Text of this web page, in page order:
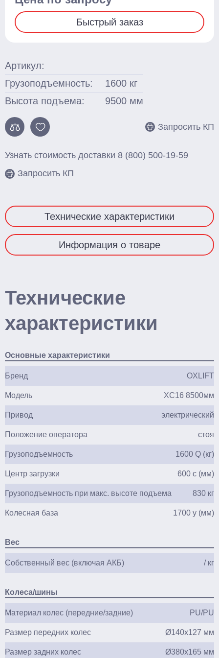
Артикул:
Грузоподъемность:
1600 кг
Высота подъема:
9500 мм
Запросить КП
Быстрый заказ
Узнать стоимость доставки 8 (800) 500-19-59
Запросить КП
Технические характеристики
Информация о товаре
Технические
характеристики
Основные характеристики
Бренд OXLIFT
Модель XC16 8500мм
Привод электрический
Положение оператора стоя
Грузоподъемность 1600 Q (кг)
Центр загрузки 600 c (мм)
Грузоподъемность при макс. высоте подъема 830 кг
Колесная база 1700 y (мм)
Вес
Собственный вес (включая АКБ) / кг
Колеса/шины
Материал колес (передние/задние) PU/PU
Размер передних колес Ø140х127 мм
Размер задних колес Ø380х165 мм
Смотреть весь каталог